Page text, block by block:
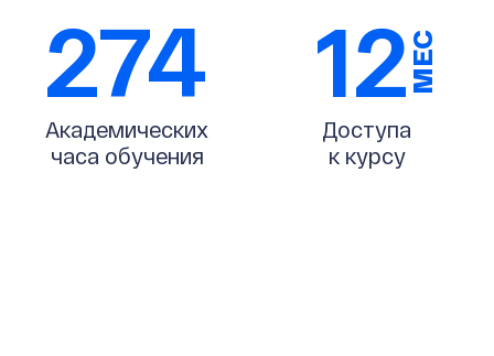
274
Академических
часа обучения
12МЕС
Доступа
к курсу